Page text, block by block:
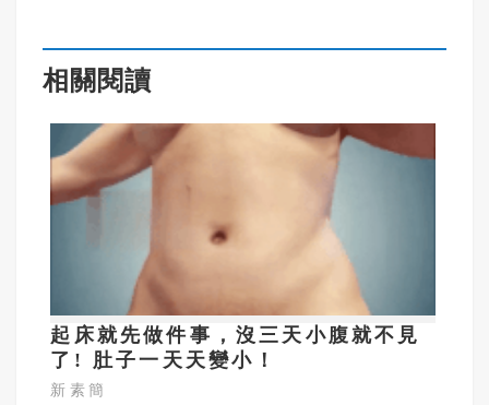
相關閱讀
起床就先做件事，沒三天小腹就不見
了! 肚子一天天變小！
新素簡